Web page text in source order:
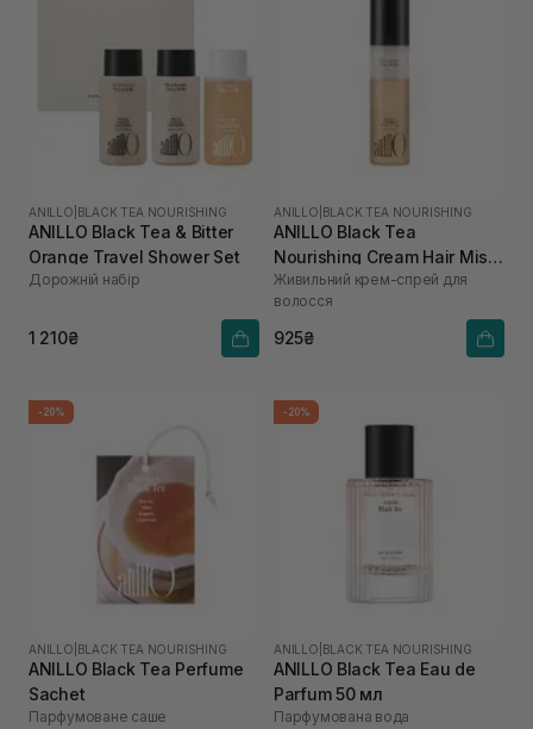
ANILLO BLACK TEA NOURISHING
ANILLO Black Tea & Bitter
Orange Travel Shower Set
Дорожній набір
1 210₴
ANILLO BLACK TEA NOURISHING
ANILLO Black Tea
Nourishing Cream Hair Mist
для зволоження та
розгладження волосся 70
мл
Живильний крем-спрей для
волосся
925₴
-20%
ANILLO BLACK TEA NOURISHING
ANILLO Black Tea Perfume
Sachet
Парфумоване саше
-20%
ANILLO BLACK TEA NOURISHING
ANILLO Black Tea Eau de
Parfum 50 мл
Парфумована вода